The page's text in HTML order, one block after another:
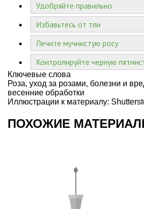
Удобряйте правильно
Избавьтесь от тли
Лечите мучнистую росу
Контролируйте черную
Ключевые слова
Роза, уход за розами, болезни и
весенние обработки
Иллюстрации к материалу:
ПОХОЖИЕ